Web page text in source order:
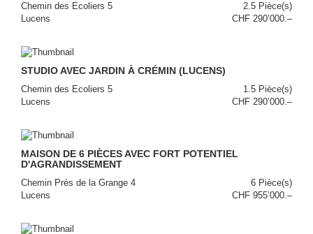
2.5 Pièce(s)
Chemin des Ecoliers 5
CHF 290’000.–
Lucens
STUDIO AVEC JARDIN À CRÉMIN (LUCENS)
1.5 Pièce(s)
Chemin des Ecoliers 5
CHF 290’000.–
Lucens
MAISON DE 6 PIÈCES AVEC FORT POTENTIEL
D'AGRANDISSEMENT
6 Pièce(s)
Chemin Prés de la Grange 4
CHF 955’000.–
Lucens